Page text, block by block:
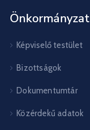
Önkormányzat
Képviselő testület
Bizottságok
Dokumentumtár
Közérdekű adatok